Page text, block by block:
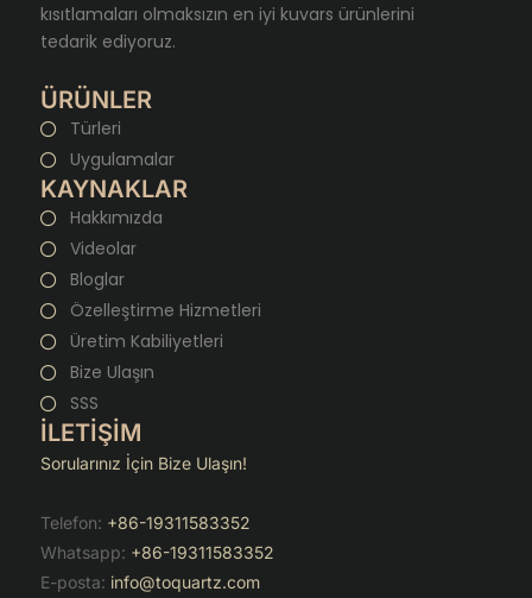
kısıtlamaları olmaksızın en iyi kuvars ürünlerini
tedarik ediyoruz.
ÜRÜNLER
Türleri
Uygulamalar
KAYNAKLAR
Hakkımızda
Videolar
Bloglar
Özelleştirme Hizmetleri
Üretim Kabiliyetleri
Bize Ulaşın
SSS
İLETİŞİM
Sorularınız İçin Bize Ulaşın!
Telefon: +86-19311583352
Whatsapp: +86-19311583352
E-posta: info@toquartz.com